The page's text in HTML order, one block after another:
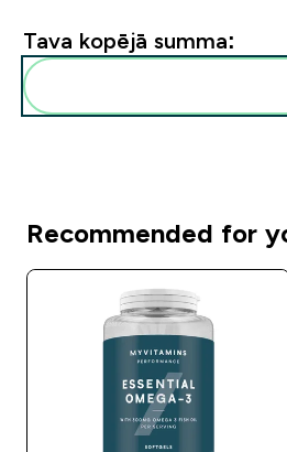
Tava kopējā summa:
Recommended for